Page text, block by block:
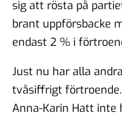
sig att rösta på
brant uppförsbacke
endast 2 % i
Just nu har alla
tvåsiffrigt
Anna-Karin Hatt inte